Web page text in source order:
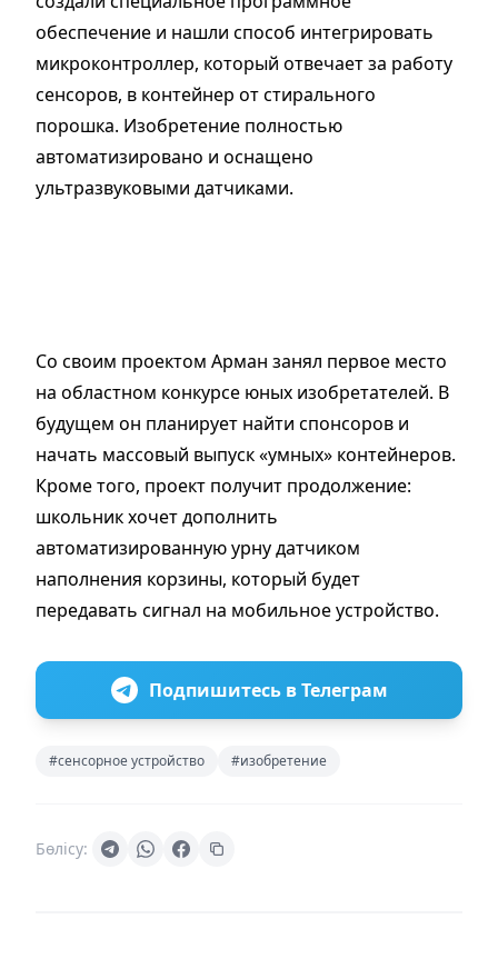
обеспечение и нашли способ интегрировать
микроконтроллер, который отвечает за работу
сенсоров, в контейнер от стирального
порошка. Изобретение полностью
автоматизировано и оснащено
ультразвуковыми датчиками.
Со своим проектом Арман занял первое место
на областном конкурсе юных изобретателей. В
будущем он планирует найти спонсоров и
начать массовый выпуск «умных» контейнеров.
Кроме того, проект получит продолжение:
школьник хочет дополнить
автоматизированную урну датчиком
наполнения корзины, который будет
передавать сигнал на мобильное устройство.
Подпишитесь в Телеграм
#сенсорное устройство #изобретение
Бөлісу: